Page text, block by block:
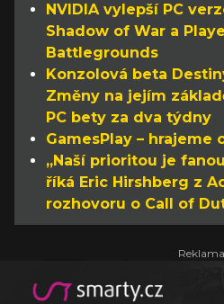
NVIDIA vylepší PC
Shadow of War a
Battlegrounds
Konzolová beta
Změny na jejím
PC bety za dva týdny
GamesPlay – hrajeme
„Naší prioritou je
říká Eric Hirshberg z
rozhovoru o Call of